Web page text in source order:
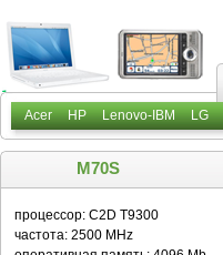
Acer HP Lenovo-IBM LG
M70S
процессор: C2D T9300
частота: 2500 MHz